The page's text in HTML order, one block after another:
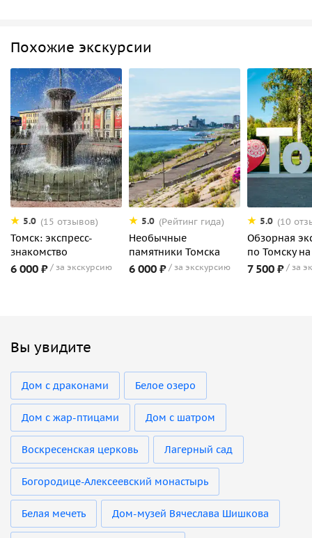
Похожие экскурсии
5.0 (15 отзывов)
Томск: экспресс-
знакомство
6 000 ₽ за экскурсию
5.0 (Рейтинг гида)
Необычные
памятники Томска
6 000 ₽ за экскурсию
5.0 (10
Обзорная
по Томску
7 500 ₽ за
Вы увидите
Дом с драконами Белое озеро
Дом с жар-птицами Дом с шатром
Воскресенская церковь Лагерный сад
Богородице-Алексеевский монастырь
Белая мечеть Дом-музей Вячеслава Шишкова